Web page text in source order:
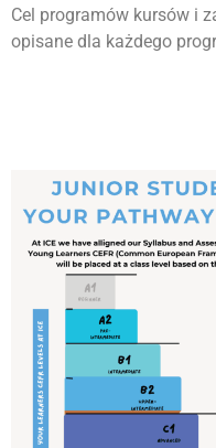
Cel programów kursów i
opisane dla każdego